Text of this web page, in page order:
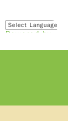
Powered by